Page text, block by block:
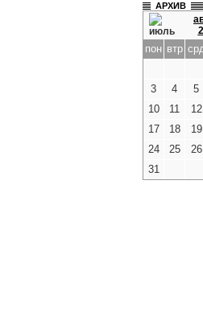
АРХИВ
пон втр
3
4 5
10
11 12
17
18 19
24
25 26
31